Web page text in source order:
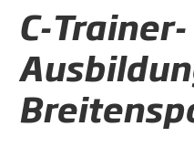
C-Trainer-